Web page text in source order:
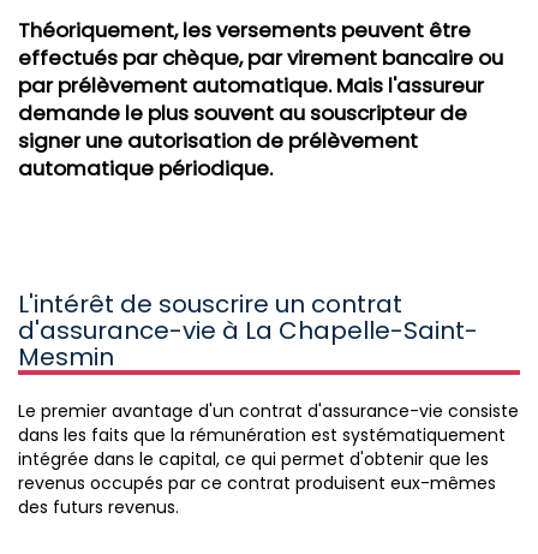
Théoriquement, les versements peuvent être
effectués par chèque, par virement bancaire ou
par prélèvement automatique. Mais l'assureur
demande le plus souvent au souscripteur de
signer une autorisation de prélèvement
automatique périodique.
L'intérêt de souscrire un contrat
d'assurance-vie à La Chapelle-Saint-
Mesmin
Le premier avantage d'un contrat d'assurance-vie consiste
dans les faits que la rémunération est systématiquement
intégrée dans le capital, ce qui permet d'obtenir que les
revenus occupés par ce contrat produisent eux-mêmes
des futurs revenus.